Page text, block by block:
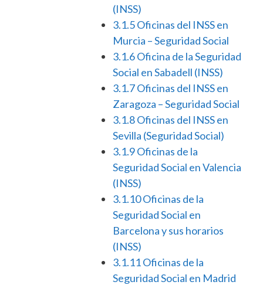
(INSS)
3.1.5Oficinas del INSS en
Murcia – Seguridad Social
3.1.6Oficina de la Seguridad
Social en Sabadell (INSS)
3.1.7Oficinas del INSS en
Zaragoza – Seguridad Social
3.1.8Oficinas del INSS en
Sevilla (Seguridad Social)
3.1.9Oficinas de la
Seguridad Social en Valencia
(INSS)
3.1.10Oficinas de la
Seguridad Social en
Barcelona y sus horarios
(INSS)
3.1.11Oficinas de la
Seguridad Social en Madrid